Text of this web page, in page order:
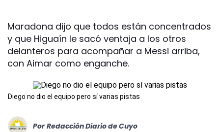
Maradona dijo que todos están concentrados
y que Higuaín le sacó ventaja a los otros
delanteros para acompañar a Messi arriba,
con Aimar como enganche.
Diego no dio el equipo pero sí varias pistas
Por Redacción Diario de Cuyo